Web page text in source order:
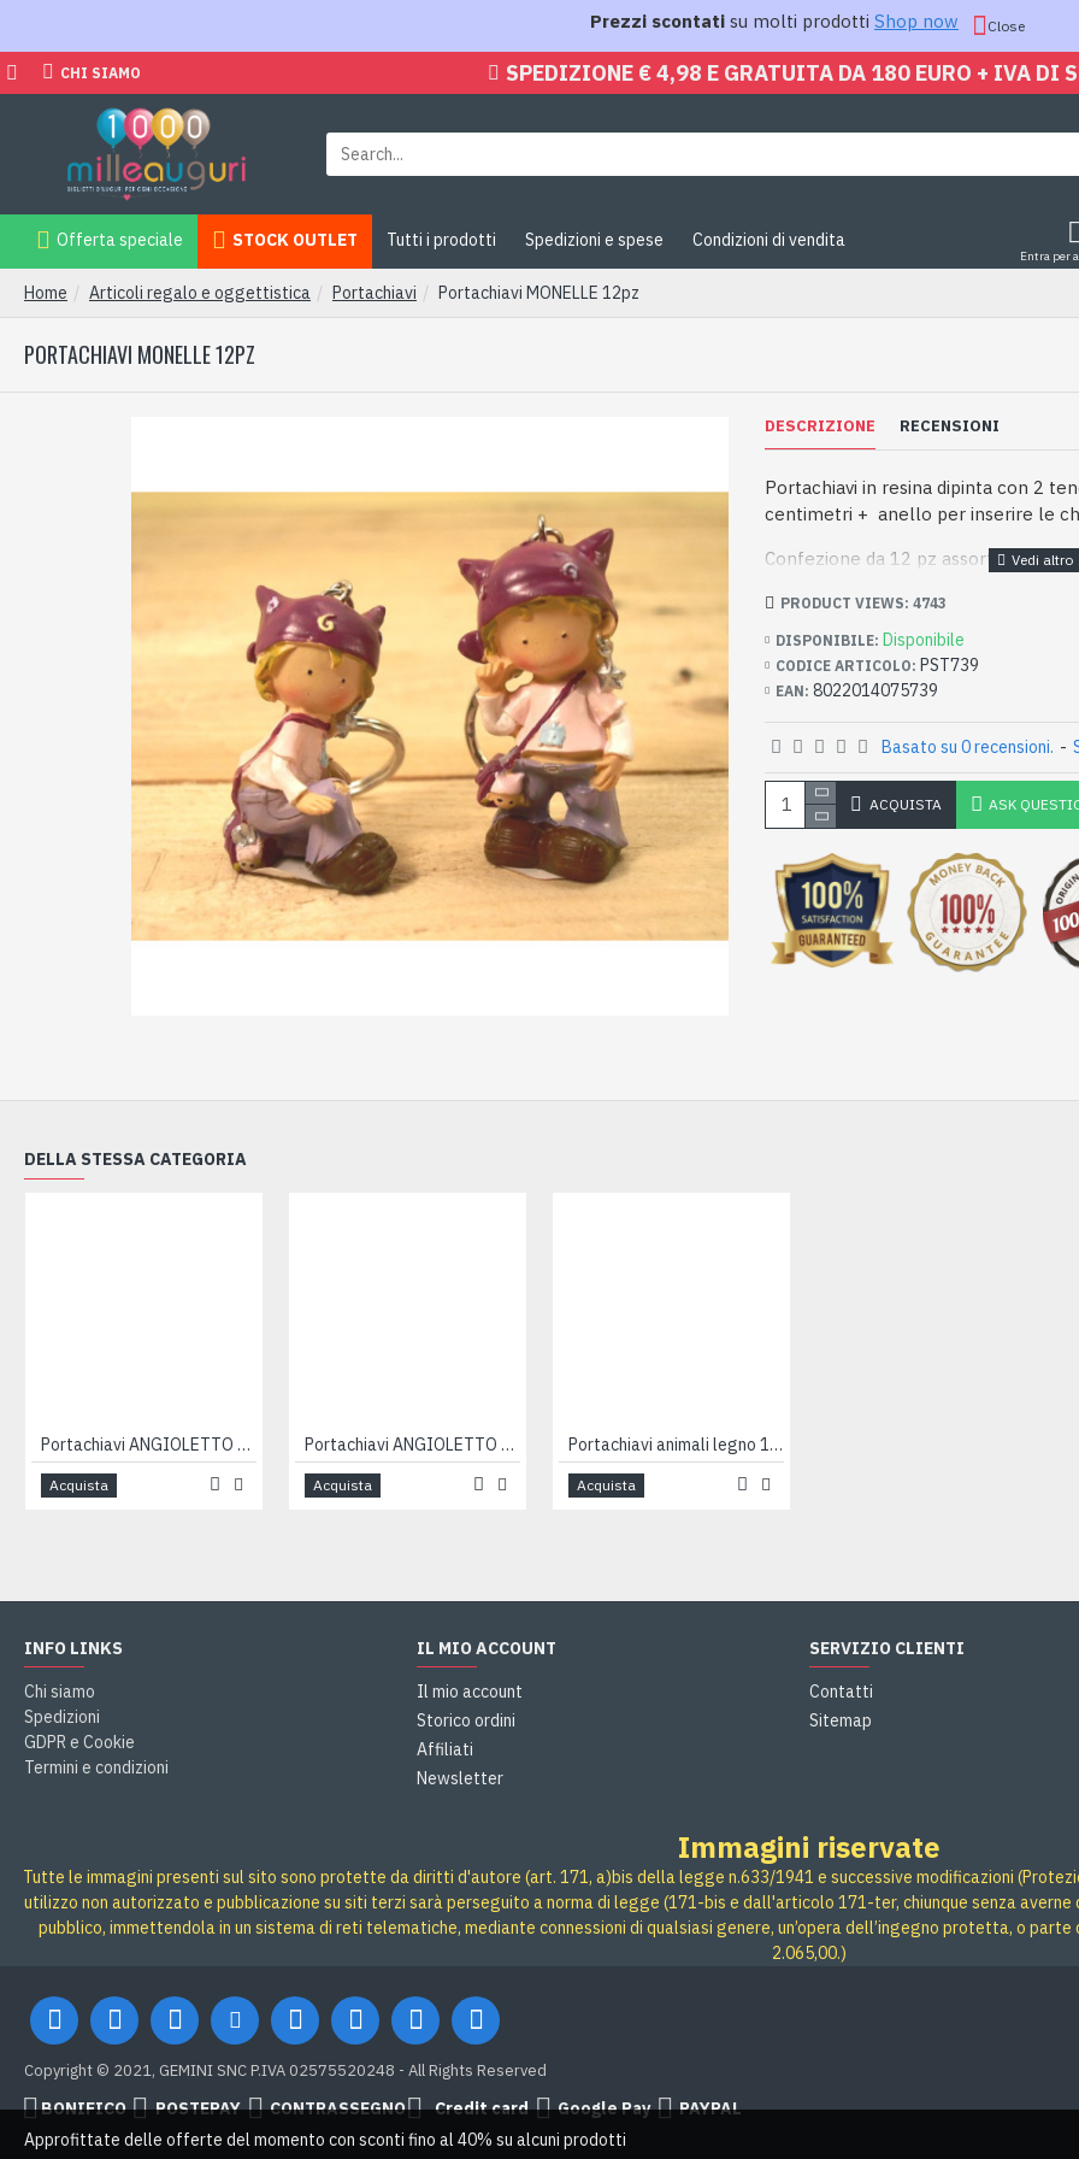
Prezzi scontati su molti prodotti Shop now Close
CHI SIAMO SPEDIZIONE € 4,98 E GRATUITA DA 180 EURO + IVA DI
Offerta speciale STOCK OUTLET Tutti i prodotti Spedizioni e spese Condizioni di vendita
Entra per
Home Articoli regalo e oggettistica Portachiavi Portachiavi MONELLE 12pz
PORTACHIAVI MONELLE 12PZ
DESCRIZIONE RECENSIONI
Portachiavi in resina dipinta con 2
centimetri + anello per inserire le
Confezione da 12 pz assortiti in 2
DISPONIBILE: Disponibile
CODICE ARTICOLO: PST739
EAN: 8022014075739
PRODUCT VIEWS: 4743
Basato su 0 recensioni. -
ACQUISTA ASK
DELLA STESSA CATEGORIA
Portachiavi ANGIOLETTO azzurro 12pz
Acquista
Portachiavi ANGIOLETTO rosa 12pz
Acquista
Portachiavi animali legno 10pz
Acquista
INFO LINKS
Chi siamo
Spedizioni
GDPR e Cookie
Termini e condizioni
IL MIO ACCOUNT
Il mio account
Storico ordini
Affiliati
Newsletter
SERVIZIO CLIENTI
Contatti
Sitemap
Immagini riservate
Tutte le immagini presenti sul sito sono protette da diritti d'autore (art. 171, a)bis della legge n.633/1941 e successive modificazioni
utilizzo non autorizzato e pubblicazione su siti terzi sarà perseguito a norma di legge (171-bis e dall'articolo 171-ter, chiunque senza
pubblico, immettendola in un sistema di reti telematiche, mediante connessioni di qualsiasi genere, un’opera dell’ingegno protetta, o
2.065,00.)
Copyright © 2021, GEMINI SNC P.IVA 02575520248 - All Rights Reserved
BONIFICO POSTEPAY CONTRASSEGNO Credit card Google Pay
PAYPAL
Approfittate delle offerte del momento con sconti fino al 40% su alcuni prodotti